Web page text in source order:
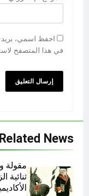
احفظ اسمي، بريدي
في هذا المتصفح
Related News
ثنائية